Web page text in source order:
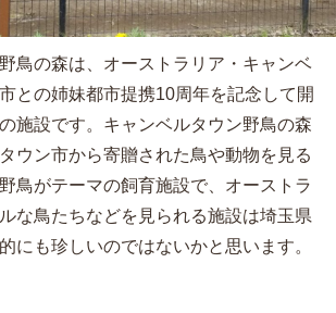
鳥の森は、オーストラリア・キャンベ
との姉妹都市提携10周年を記念して開
施設です。キャンベルタウン野鳥の森
ウン市から寄贈された鳥や動物を見る
鳥がテーマの飼育施設で、オーストラ
な鳥たちなどを見られる施設は埼玉県
にも珍しいのではないかと思います。